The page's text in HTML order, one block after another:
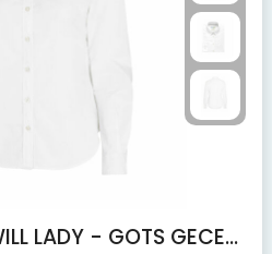
Cottover SHIRT TWILL LADY - GOTS GECERTIFICEERD